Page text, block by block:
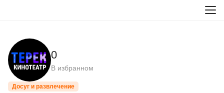
0
В избранном
Досуг и развлечение